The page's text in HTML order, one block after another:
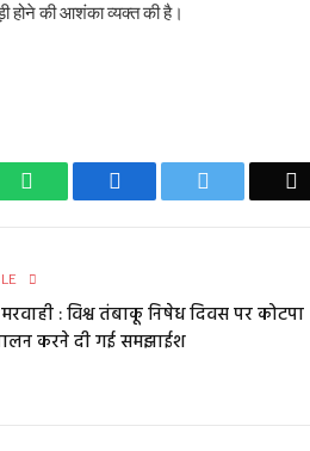
होने की आशंका व्यक्त की है।
WhatsApp Facebook
मरवाही : विश्व तंबाकू निषेध दिवस पर कोटपा
करने दी गई समझाईश